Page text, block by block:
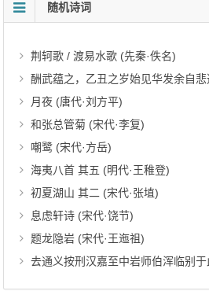
随机诗词
荆轲歌 / 渡易水歌 (先秦·佚名)
酬武蕴之，乙丑之岁始见华发余自悲遂
月夜 (唐代·刘方平)
和张总管菊 (宋代·李复)
嘲鹭 (宋代·方岳)
海夷八首 其五 (明代·王稚登)
初夏湖山 其二 (宋代·张埴)
息虑轩诗 (宋代·饶节)
题龙隐岩 (宋代·王迤祖)
去通义按刑汉嘉至中岩师伯浑临别于此因